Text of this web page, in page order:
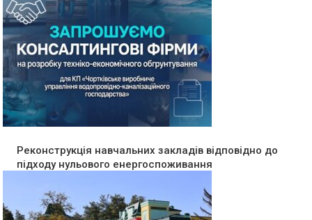
Реконструкція навчальних закладів відповідно до
підходу нульового енергоспоживання